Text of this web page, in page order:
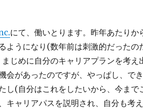
にて、働いとります。昨年あたりか
ようになり(数年前は刺激的だったの
じめに自分のキャリアプランを考え
会があったのですが、やっぱし、で
し(自分はこれをしたいから、今まで
キャリアパスを説明され、自分も